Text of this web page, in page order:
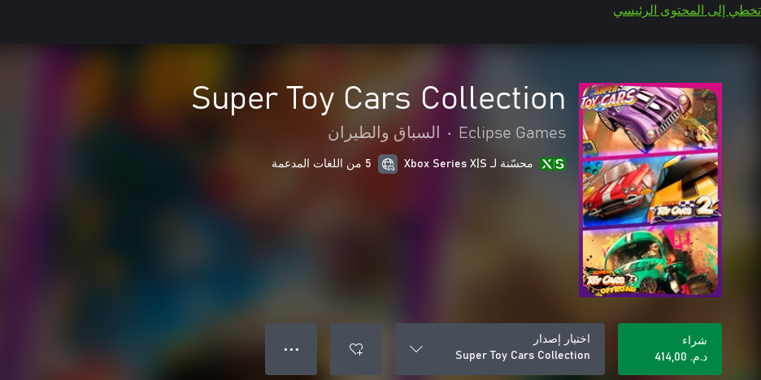
تخطي إلى المحتوى الرئيسي
Super Toy Cars Collection
Eclipse Games
• السباق والطيران
محسّنة لـ Xbox Series X|S 5 من اللغات المدعمة
شراء
د.م.‏ 414,00
اختيار إصدار
Super Toy Cars Collection
● ● ●